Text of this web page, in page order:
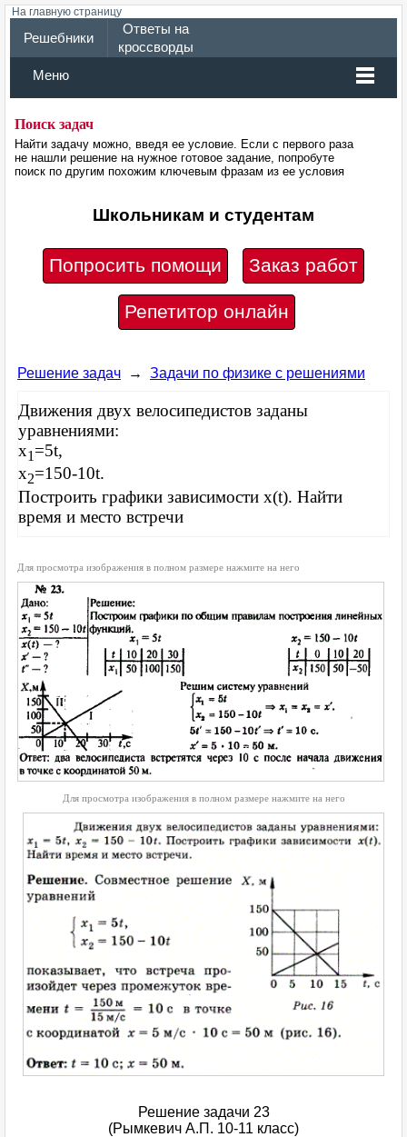
На главную страницу
Решебники
Ответы на
кроссворды
Меню
Поиск задач
Найти задачу можно, введя ее условие. Если с первого раза
не нашли решение на нужное готовое задание, попробуте
поиск по другим похожим ключевым фразам из ее условия
Школьникам и студентам
Попросить помощи Заказ работ
Репетитор онлайн
Решение задач → Задачи по физике с решениями
Движения двух велосипедистов заданы
уравнениями:
x1 =5t,
x2=150-10t.
Построить графики зависимости x(t). Найти
время и место встречи
Для просмотра изображения в полном размере нажмите на него
Для просмотра изображения в полном размере нажмите на него
Решение задачи 23
(Рымкевич А.П. 10-11 класс)